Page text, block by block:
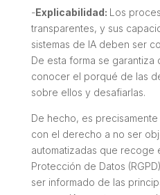
-Explicabilidad: Los
transparentes, y sus
sistemas de IA deben ser
De esta forma se garantiza
conocer el porqué de las
sobre ellos y desafiarlas.
De hecho, es
con el derecho a no ser
automatizadas que recoge
Protección de Datos
ser informado de las